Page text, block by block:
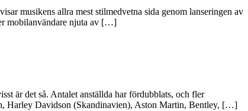
musikens allra mest stilmedvetna sida genom lanseringen av
mobilanvändare njuta av […]
är det så. Antalet anställda har fördubblats, och fler
Harley Davidson (Skandinavien), Aston Martin, Bentley, […]